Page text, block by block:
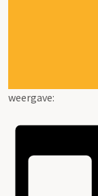
weergave: